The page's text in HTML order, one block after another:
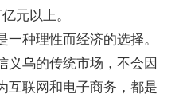
元以上。
种理性而经济的选择。
义乌的传统市场，不会因
互联网和电子商务，都是